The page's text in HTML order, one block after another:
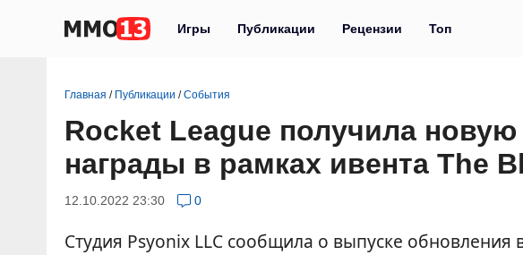
Игры Публикации Рецензии Топ
Главная / Публикации /События
Rocket League получила
награды в рамках ивента The
12.10.2022 23:30 0
Студия Psyonix LLC сообщила о выпуске